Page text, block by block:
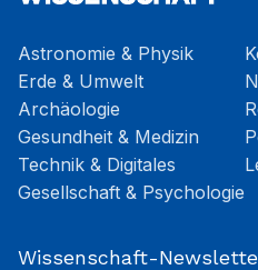
Astronomie & Physik
Erde & Umwelt
Archäologie
Gesundheit & Medizin
Technik & Digitales
Gesellschaft & Psychologie
Wissenschaft-